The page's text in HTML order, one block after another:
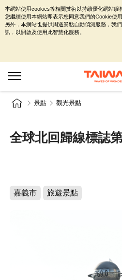
景點 觀光景點
全球北回歸線標誌
嘉義市 旅遊景點
本網站使用cookies等相關技術以持續優化網站服
您繼續使用本網站即表示您同意我們的Cookie使用
另外，本網站也提供周邊景點自動偵測服務，我
訊，以開啟及使用此智慧化服務。